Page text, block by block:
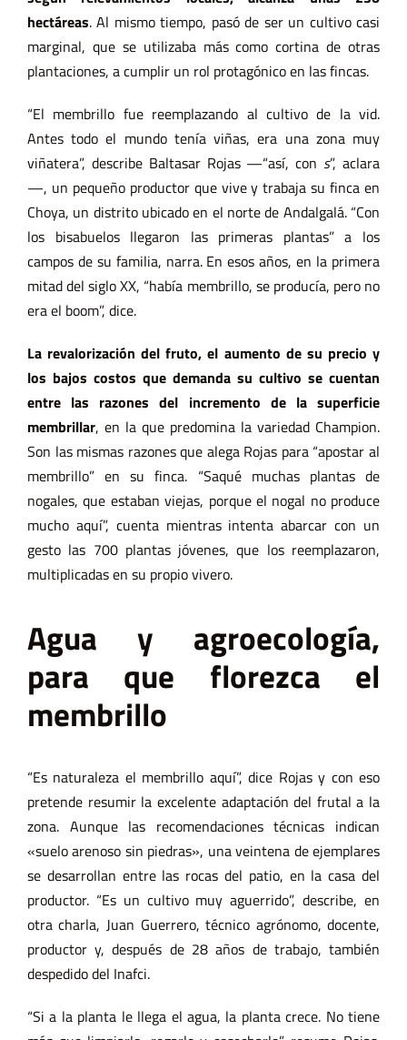
hectáreas. Al mismo tiempo, pasó de ser un cultivo casi
marginal, que se utilizaba más como cortina de otras
plantaciones, a cumplir un rol protagónico en las fincas.
“El membrillo fue reemplazando al cultivo de la vid.
Antes todo el mundo tenía viñas, era una zona muy
viñatera”, describe Baltasar Rojas —“así, con s”, aclara
—, un pequeño productor que vive y trabaja su finca en
Choya, un distrito ubicado en el norte de Andalgalá. “Con
los bisabuelos llegaron las primeras plantas” a los
campos de su familia, narra. En esos años, en la primera
mitad del siglo XX, “había membrillo, se producía, pero no
era el boom”, dice.
La revalorización del fruto, el aumento de su precio y
los bajos costos que demanda su cultivo se cuentan
entre las razones del incremento de la superficie
membrillar, en la que predomina la variedad Champion.
Son las mismas razones que alega Rojas para “apostar al
membrillo” en su finca. “Saqué muchas plantas de
nogales, que estaban viejas, porque el nogal no produce
mucho aquí”, cuenta mientras intenta abarcar con un
gesto las 700 plantas jóvenes, que los reemplazaron,
multiplicadas en su propio vivero.
Agua y agroecología,
para que florezca el
membrillo
“Es naturaleza el membrillo aquí”, dice Rojas y con eso
pretende resumir la excelente adaptación del frutal a la
zona. Aunque las recomendaciones técnicas indican
«suelo arenoso sin piedras», una veintena de ejemplares
se desarrollan entre las rocas del patio, en la casa del
productor. “Es un cultivo muy aguerrido”, describe, en
otra charla, Juan Guerrero, técnico agrónomo, docente,
productor y, después de 28 años de trabajo, también
despedido del Inafci.
“Si a la planta le llega el agua, la planta crece. No tiene